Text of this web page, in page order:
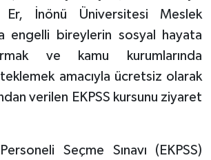
Er, İnönü Üniversitesi Meslek
engelli bireylerin sosyal hayata
ve kamu kurumlarında
amacıyla ücretsiz olarak
verilen EKPSS kursunu ziyaret
Seçme Sınavı (EKPSS)